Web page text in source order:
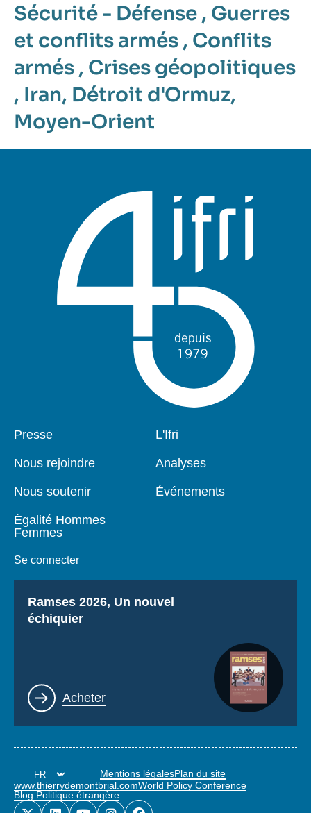
Sécurité - Défense , Guerres
et conflits armés , Conflits
armés , Crises géopolitiques
, Iran, Détroit d'Ormuz,
Moyen-Orient
Pied
Presse
Nous rejoindre
Nous soutenir
Égalité Hommes
Femmes
Se connecter
Navigation
L'Ifri
Analyses
Événements
Titre
Ramses 2026, Un nouvel
échiquier
Lien
Acheter
Mentions légalesPlan du site
www.thierrydemontbrial.comWorld Policy Conference
Blog Politique étrangère